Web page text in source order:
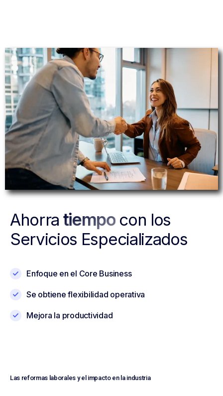
Ahorra tiempocon los
Servicios Especializados
Enfoque en el Core Business
Se obtiene flexibilidad operativa
Mejora la productividad
Las reformas laborales y el impacto en la industria